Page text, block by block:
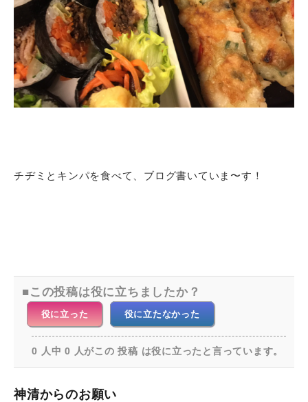
チヂミとキンパを食べて、ブログ書いていま〜す！
この投稿は役に立ちましたか？
役に立った 役に立たなかった
0 人中 0 人がこの 投稿 は役に立ったと言っています。
神清からのお願い